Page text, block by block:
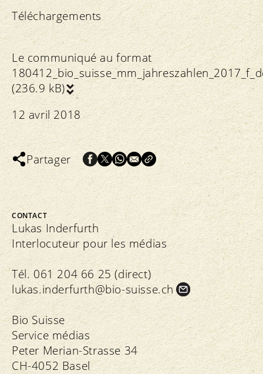
Téléchargements
Le communiqué au format
(236.9 kB)
12 avril 2018
Partager
CONTACT
Lukas Inderfurth
Interlocuteur pour les médias
Tél. 061 204 66 25 (direct)
lukas.inderfurth@bio-suisse.ch
Bio Suisse
Service médias
Peter Merian-Strasse 34
CH-4052 Basel